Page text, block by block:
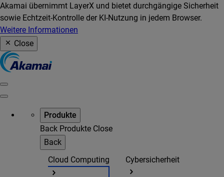
Akamai übernimmt LayerX und bietet durchgängige Sicherheit
sowie Echtzeit-Kontrolle der KI-Nutzung in jedem Browser.
Weitere Informationen
Close
Produkte
Back Produkte Close
Back
Cloud Computing
Cybersicherheit